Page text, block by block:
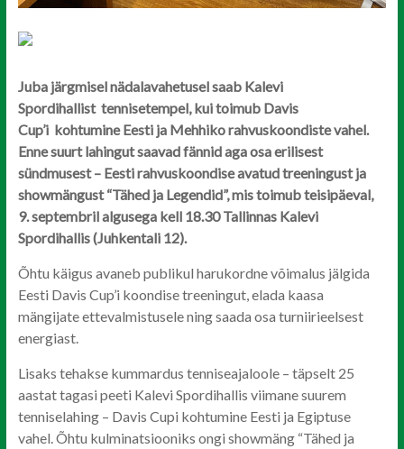
Juba järgmisel nädalavahetusel saab Kalevi
Spordihallist tennisetempel, kui toimub Davis
Cup’i kohtumine Eesti ja Mehhiko rahvuskoondiste vahel.
Enne suurt lahingut saavad fännid aga osa erilisest
sündmusest – Eesti rahvuskoondise avatud treeningust ja
showmängust “Tähed ja Legendid”, mis toimub teisipäeval,
9. septembril algusega kell 18.30 Tallinnas Kalevi
Spordihallis (Juhkentali 12).
Õhtu käigus avaneb publikul harukordne võimalus jälgida
Eesti Davis Cup’i koondise treeningut, elada kaasa
mängijate ettevalmistusele ning saada osa turniirieelsest
energiast.
Lisaks tehakse kummardus tenniseajaloole – täpselt 25
aastat tagasi peeti Kalevi Spordihallis viimane suurem
tenniselahing – Davis Cupi kohtumine Eesti ja Egiptuse
vahel. Õhtu kulminatsiooniks ongi showmäng “Tähed ja